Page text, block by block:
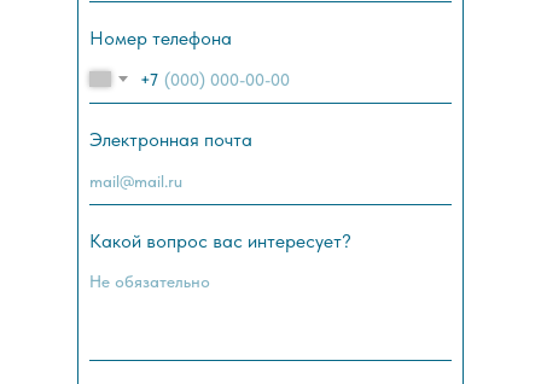
Номер телефона
+7
Электронная почта
Какой вопрос вас интересует?